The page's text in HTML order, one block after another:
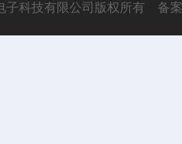
子科技有限公司版权所有 备